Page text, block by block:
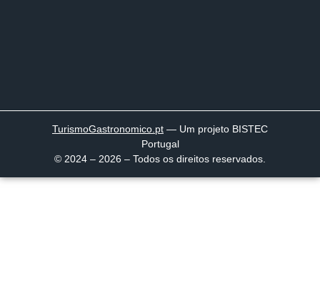
TurismoGastronomico .pt — Um projeto BISTEC
Portugal
© 2024 – 2026 – Todos os direitos reservados.